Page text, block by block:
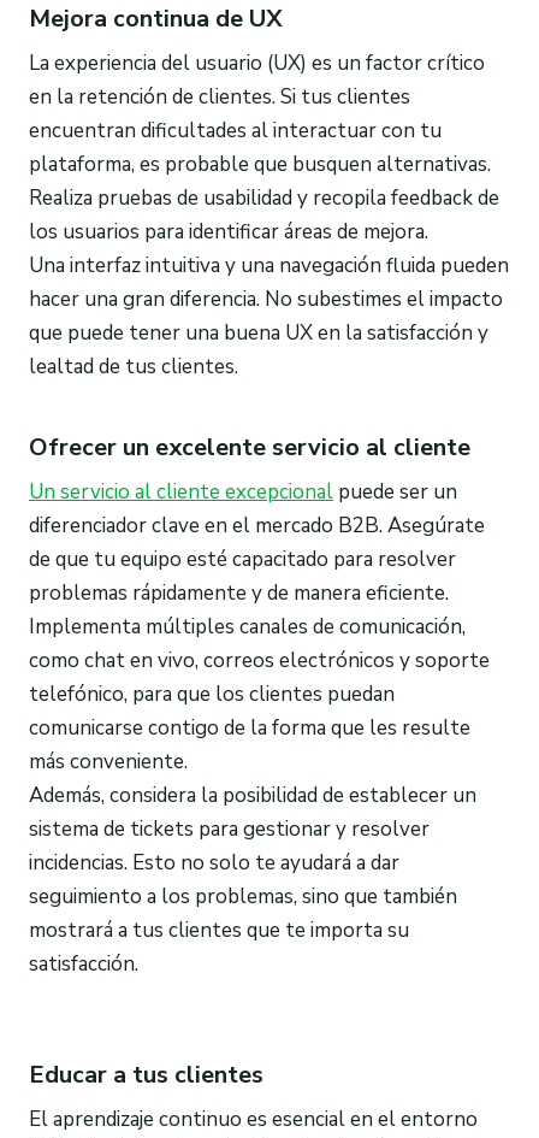
Mejora continua de UX
La experiencia del usuario (UX) es un factor crítico
en la retención de clientes. Si tus clientes
encuentran dificultades al interactuar con tu
plataforma, es probable que busquen alternativas.
Realiza pruebas de usabilidad y recopila feedback de
los usuarios para identificar áreas de mejora.
Una interfaz intuitiva y una navegación fluida pueden
hacer una gran diferencia. No subestimes el impacto
que puede tener una buena UX en la satisfacción y
lealtad de tus clientes.
Ofrecer un excelente servicio al cliente
Un servicio al cliente excepcional puede ser un
diferenciador clave en el mercado B2B. Asegúrate
de que tu equipo esté capacitado para resolver
problemas rápidamente y de manera eficiente.
Implementa múltiples canales de comunicación,
como chat en vivo, correos electrónicos y soporte
telefónico, para que los clientes puedan
comunicarse contigo de la forma que les resulte
más conveniente.
Además, considera la posibilidad de establecer un
sistema de tickets para gestionar y resolver
incidencias. Esto no solo te ayudará a dar
seguimiento a los problemas, sino que también
mostrará a tus clientes que te importa su
satisfacción.
Educar a tus clientes
El aprendizaje continuo es esencial en el entorno